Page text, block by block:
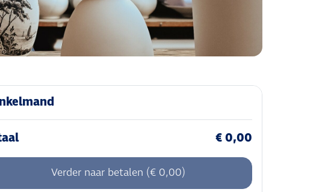
€ 0,00
Verder naar betalen (€ 0,00)